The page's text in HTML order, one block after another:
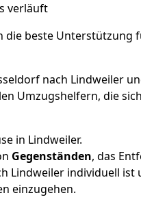
verläuft
die beste Unterstützung
nach Lindweiler
Umzugshelfern, die
in Lindweiler.
Gegenständen, das
Lindweiler individuell ist
einzugehen.